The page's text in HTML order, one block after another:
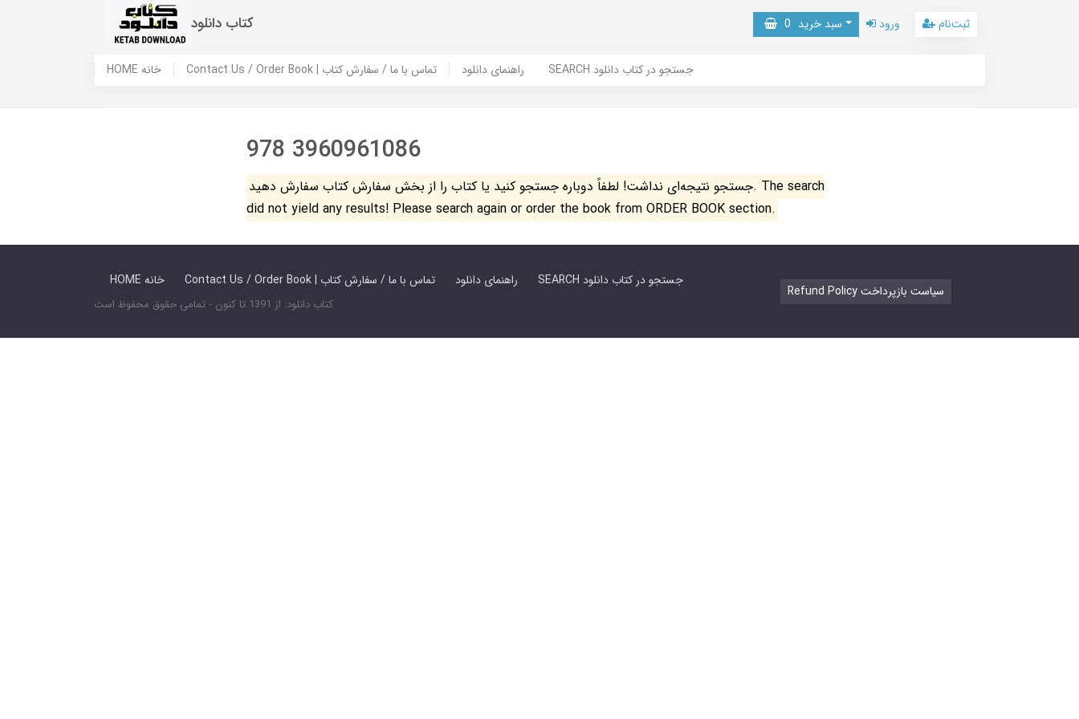
کتاب دانلود سبد خرید 0 ورود ثبت‌نام
HOME خانه Contact Us / Order Book | تماس با ما / سفارش کتاب راهنمای دانلود SEARCH جستجو در کتاب دانلود
978 3960961086
جستجو نتیجه‌ای نداشت! لطفاً دوباره جستجو کنید یا کتاب را از بخش سفارش کتاب سفارش دهید. The search
did not yield any results! Please search again or order the book from ORDER BOOK section.
HOME خانه Contact Us / Order Book | تماس با ما / سفارش کتاب راهنمای دانلود SEARCH جستجو در کتاب دانلود
کتاب دانلود: از 1391 تا کنون - تمامی حقوق محفوظ است
Refund Policy سیاست بازپرداخت